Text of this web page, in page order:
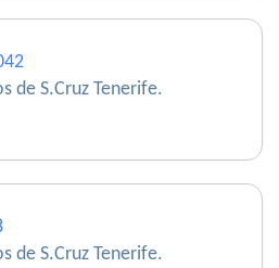
de S.Cruz Tenerife.
de S.Cruz Tenerife.